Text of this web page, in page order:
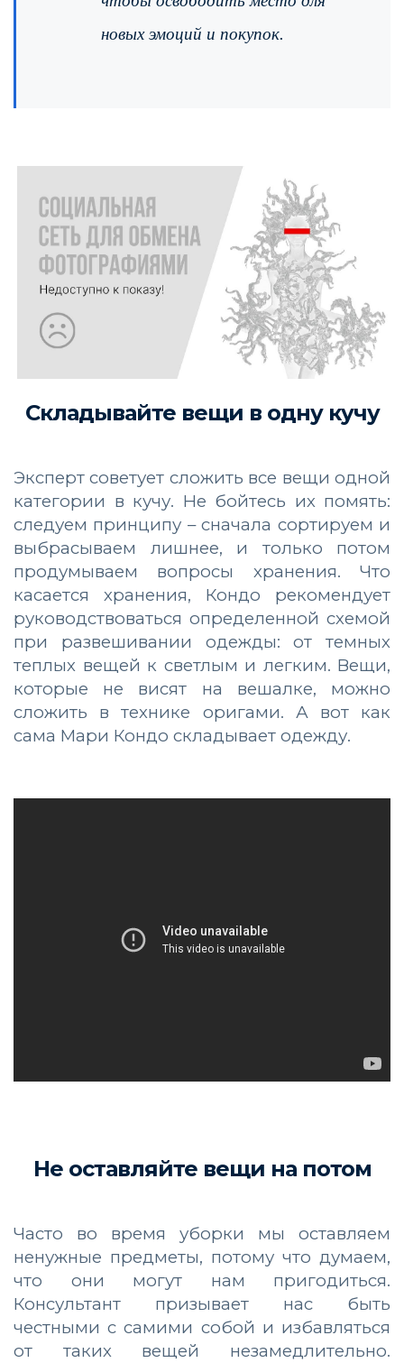
новых эмоций и покупок.
Складывайте вещи в одну кучу
Эксперт советует сложить все вещи одной
категории в кучу. Не бойтесь их помять:
следуем принципу – сначала сортируем и
выбрасываем лишнее, и только потом
продумываем вопросы хранения. Что
касается хранения, Кондо рекомендует
руководствоваться определенной схемой
при развешивании одежды: от темных
теплых вещей к светлым и легким. Вещи,
которые не висят на вешалке, можно
сложить в технике оригами. А вот как
сама Мари Кондо складывает одежду.
Не оставляйте вещи на потом
Часто во время уборки мы оставляем
ненужные предметы, потому что думаем,
что они могут нам пригодиться.
Консультант призывает нас быть
честными с самими собой и избавляться
от таких вещей незамедлительно.